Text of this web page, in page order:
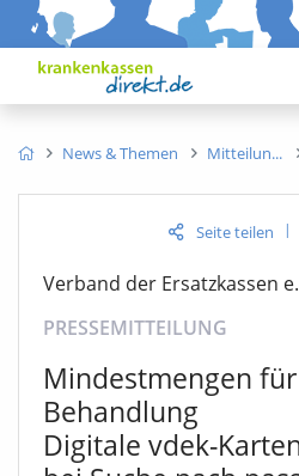
News & Themen Mitteilun
Seite teilen |
Verband der Ersatzkassen
PRESSEMITTEILUNG
Mindestmengen
Behandlung
Digitale vdek-